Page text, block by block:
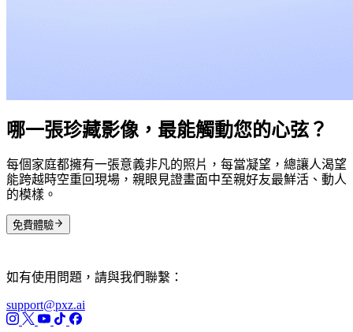
哪一張珍藏影像，最能觸動您的心弦？
每個家庭都擁有一張意義非凡的照片，每當凝望，總讓人渴望
能跨越時空重回現場，親眼見證畫面中至親好友最鮮活、動人
的模樣。
免費體驗
如有使用問題，請與我們聯繫：
support@pxz.ai